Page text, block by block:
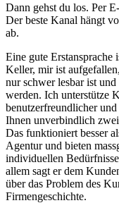
Dann gehst du los. Per
Der beste Kanal hängt
ab.
Eine gute
Keller, mir ist
nur schwer lesbar ist
werden. Ich unterstütze
benutzerfreundlicher
Ihnen unverbindlich
Das funktioniert besser
Agentur und bieten
individuellen
allem sagt er dem
über das Problem des
Firmengeschichte.